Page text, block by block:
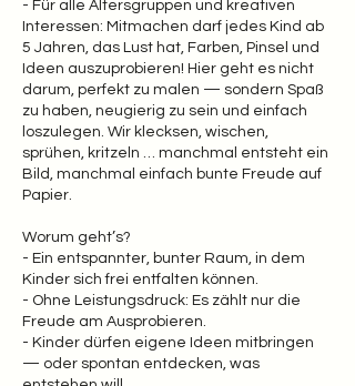
- Für alle Altersgruppen und kreativen
Interessen: Mitmachen darf jedes Kind ab
5 Jahren, das Lust hat, Farben, Pinsel und
Ideen auszuprobieren! Hier geht es nicht
darum, perfekt zu malen — sondern Spaß
zu haben, neugierig zu sein und einfach
loszulegen. Wir klecksen, wischen,
sprühen, kritzeln … manchmal entsteht ein
Bild, manchmal einfach bunte Freude auf
Papier.
Worum geht’s?
- Ein entspannter, bunter Raum, in dem
Kinder sich frei entfalten können.
- Ohne Leistungsdruck: Es zählt nur die
Freude am Ausprobieren.
- Kinder dürfen eigene Ideen mitbringen
— oder spontan entdecken, was